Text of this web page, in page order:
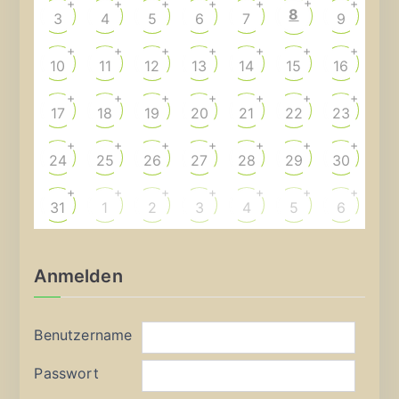
3
+
4
+
5
+
6
+
7
+
8 9
+
10
+
11
+
12
+
13
+
14
+
15
+
16
+
17
+
18
+
19
+
20
+
21
+
22
+
23
+
24
+
25
+
26
+
27
+
28
+
29
+
30
+
31
+
1
+
2
+
3
+
4
+
5
+
6
+
Anmelden
Benutzername
Passwort